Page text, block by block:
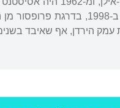
לספרות עם ישראל עד
הירדן, אף שאיבד